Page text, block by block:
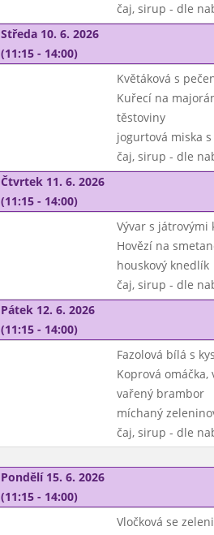
čaj, sirup - dle
Středa 10. 6. 2026
(11:15 - 14:00)
Květáková s
Kuřecí na
těstoviny
jogurtová miska
čaj, sirup - dle
Čtvrtek 11. 6. 2026
(11:15 - 14:00)
Vývar s játrovými
Hovězí na
houskový knedlík
čaj, sirup - dle
Pátek 12. 6. 2026
(11:15 - 14:00)
Fazolová bílá s
Koprová omáčka,
vařený brambor
míchaný
čaj, sirup - dle
Pondělí 15. 6. 2026
(11:15 - 14:00)
Vločková se